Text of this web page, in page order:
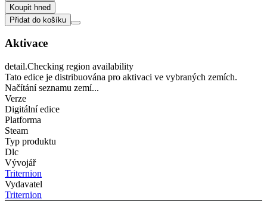
Koupit hned
Přidat do košíku
Aktivace
detail.Checking region availability
Tato edice je distribuována pro aktivaci ve vybraných zemích.
Načítání seznamu zemí...
Verze
Digitální edice
Platforma
Steam
Typ produktu
Dlc
Vývojář
Triternion
Vydavatel
Triternion